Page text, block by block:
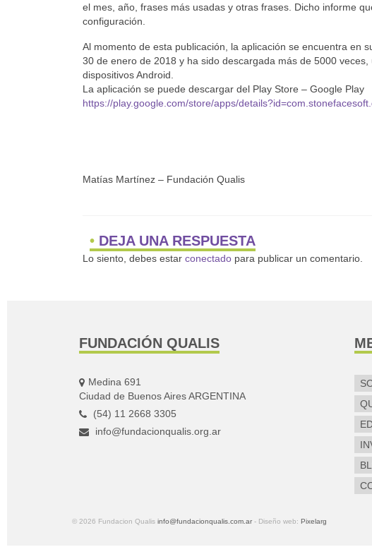
el mes, año, frases más usadas y otras frases. Dicho informe
configuración.
Al momento de esta publicación, la aplicación se encuentra en
30 de enero de 2018 y ha sido descargada más de 5000
dispositivos Android.
La aplicación se puede descargar del Play Store – Google Play
https://play.google.com/store/apps/
Matías Martínez – Fundación Qualis
DEJA UNA RESPUESTA
Lo siento, debes estar conectado para publicar un comentario.
FUNDACIÓN QUALIS
Medina 691
Ciudad de Buenos Aires ARGENTINA
(54) 11 2668 3305
info@fundacionqualis.org.ar
© 2026 Fundacion Qualis info@fundacionqualis.com.ar - Diseño web: Pixelarg